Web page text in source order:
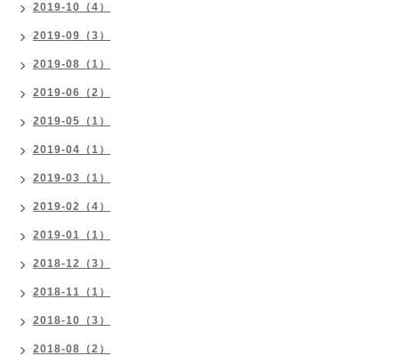
2019-10（4）
2019-09（3）
2019-08（1）
2019-06（2）
2019-05（1）
2019-04（1）
2019-03（1）
2019-02（4）
2019-01（1）
2018-12（3）
2018-11（1）
2018-10（3）
2018-08（2）